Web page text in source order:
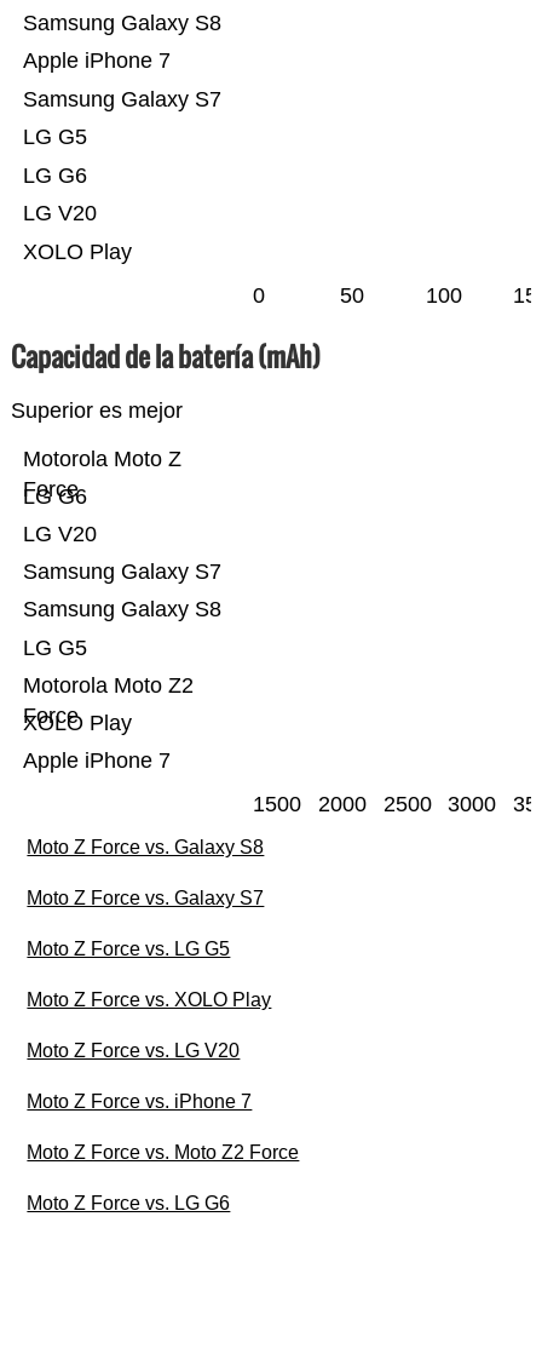
XOLO Play
LG V20
LG G6
LG G5
Samsung Galaxy S7
Apple iPhone 7
Samsung Galaxy S8
0 50 100
Capacidad de la batería (mAh)
Superior es mejor
Apple iPhone 7
XOLO Play
Motorola Moto Z2
Force
LG G5
Samsung Galaxy S8
Samsung Galaxy S7
LG V20
LG G6
Motorola Moto Z
Force
1500 2000 2500 3000
Moto Z Force vs. Galaxy S8
Moto Z Force vs. Galaxy S7
Moto Z Force vs. LG G5
Moto Z Force vs. XOLO Play
Moto Z Force vs. LG V20
Moto Z Force vs. iPhone 7
Moto Z Force vs. Moto Z2 Force
Moto Z Force vs. LG G6